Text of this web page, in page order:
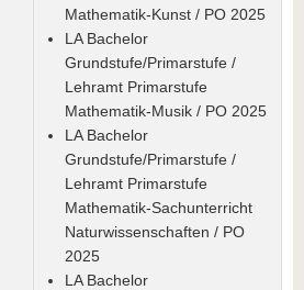
Mathematik-Kunst / PO 2025
LA Bachelor
Grundstufe/Primarstufe /
Lehramt Primarstufe
Mathematik-Musik / PO 2025
LA Bachelor
Grundstufe/Primarstufe /
Lehramt Primarstufe
Mathematik-Sachunterricht
Naturwissenschaften / PO
2025
LA Bachelor